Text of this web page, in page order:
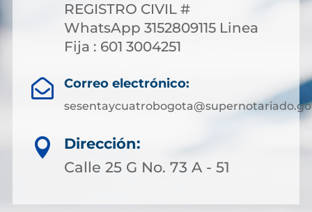
REGISTRO CIVIL #
WhatsApp 3152809115 Linea
Fija : 601 3004251
 Correo electrónico:

Dirección:
Calle 25 G No. 73 A - 51